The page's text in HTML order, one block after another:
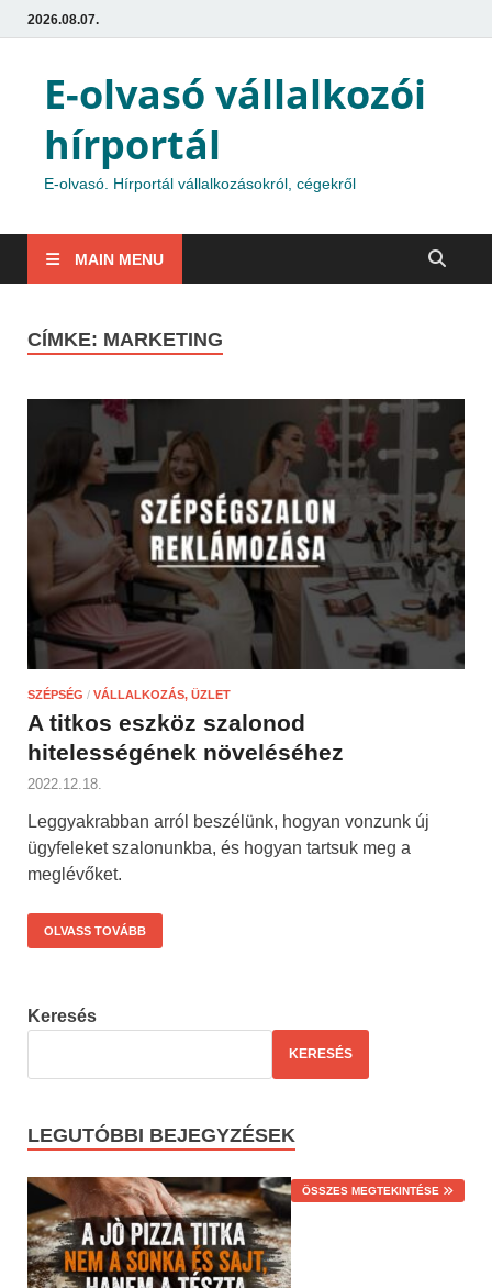
2026.08.07.
E-olvasó vállalkozói
hírportál
E-olvasó. Hírportál vállalkozásokról, cégekről
MAIN MENU
CÍMKE: MARKETING
SZÉPSÉG / VÁLLALKOZÁS, ÜZLET
A titkos eszköz szalonod
hitelességének növeléséhez
2022.12.18.
Leggyakrabban arról beszélünk, hogyan vonzunk új
ügyfeleket szalonunkba, és hogyan tartsuk meg a
meglévőket.
OLVASS TOVÁBB
Keresés
KERESÉS
LEGUTÓBBI BEJEGYZÉSEK
ÖSSZES MEGTEKINTÉSE